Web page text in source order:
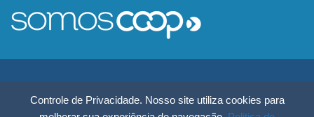
Controle de Privacidade. Nosso site utiliza cookies para
Sistema OCB Rondônia © Todos os Direitos Reservados - R. Paulo
Macalão, 4675 - Flodoaldo Pontes Pinto, Porto Velho - RO, 76820-454